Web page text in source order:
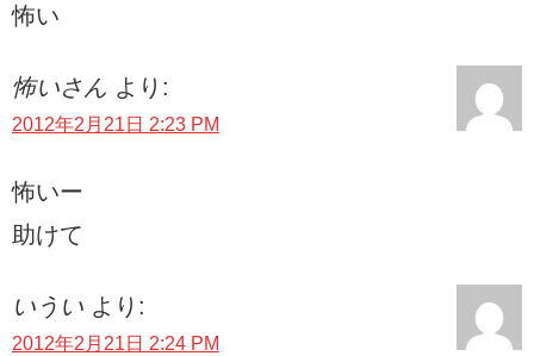
怖い
怖いさん より:
2012年2月21日 2:23 PM
怖いー
助けて
いうい より:
2012年2月21日 2:24 PM